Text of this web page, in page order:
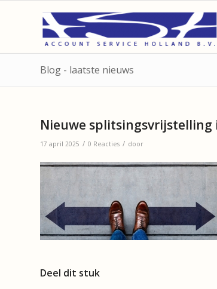
Blog - laatste nieuws
Nieuwe splitsingsvrijstelling
17 april 2025 / 0 Reacties / door
Deel dit stuk